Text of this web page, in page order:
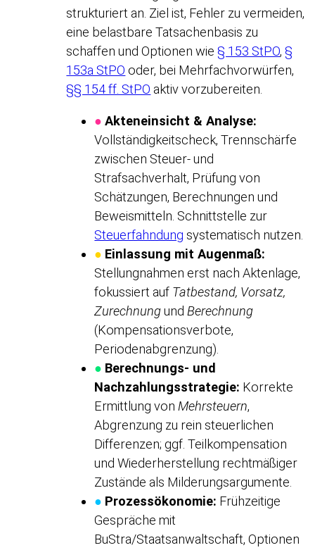
strukturiert an. Ziel ist, Fehler zu vermeiden,
eine belastbare Tatsachenbasis zu
schaffen und Optionen wie§ 153 StPO,§
153a StPO oder, bei Mehrfachvorwürfen,
§§ 154 ff. StPO aktiv vorzubereiten.
● Akteneinsicht & Analyse:
Vollständigkeitscheck, Trennschärfe
zwischen Steuer- und
Strafsachverhalt, Prüfung von
Schätzungen, Berechnungen und
Beweismitteln. Schnittstelle zur
Steuerfahndung systematisch nutzen.
● Einlassung mit Augenmaß:
Stellungnahmen erst nach Aktenlage,
fokussiert auf Tatbestand, Vorsatz,
ZurechnungundBerechnung
(Kompensationsverbote,
Periodenabgrenzung).
● Berechnungs- und
Nachzahlungsstrategie: Korrekte
Ermittlung vonMehrsteuern,
Abgrenzung zu rein steuerlichen
Differenzen; ggf. Teilkompensation
und Wiederherstellung rechtmäßiger
Zustände als Milderungsargumente.
● Prozessökonomie: Frühzeitige
Gespräche mit
BuStra/Staatsanwaltschaft, Optionen